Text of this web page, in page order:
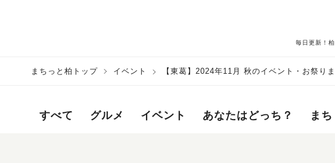
毎日更新！
まちっと柏トップ イベント 【東葛】2024年11月 秋のイベント・お祭り
すべて グルメ イベント あなたはどっち？ ま